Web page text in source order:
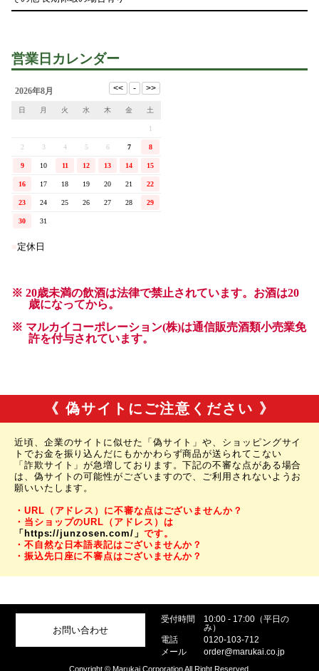
《 偽サイトにご注意ください 》
近頃、企業のサイトに似せた「偽サイト」や、ショッピングサイ
トでお金を振り込んだにもかかわらず商品が送られてこない
「詐欺サイト」が急増しております。下記の不審な点がある場合
は、偽サイトの可能性がございますので、ご利用されないようお
願いいたします。
・URL（アドレス）に不審な点はございませんか？
・当ショップのURL（アドレス）は
「https://junzosen.com/」 です。
・不自然な日本語表記はございませんか？
・振込先口座に不審点はございませんか？
お問い合わせ
受付時間
10:00 - 17:00（平日の
み）
電話
0120-103-712
メール
order@marukai.co.jp
Copyright © Marukai Corporation All Right Reserved.